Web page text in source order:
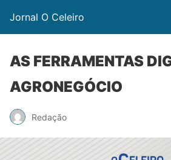
Jornal O Celeiro
AS FERRAMENTAS
AGRONEGÓCIO
Redação